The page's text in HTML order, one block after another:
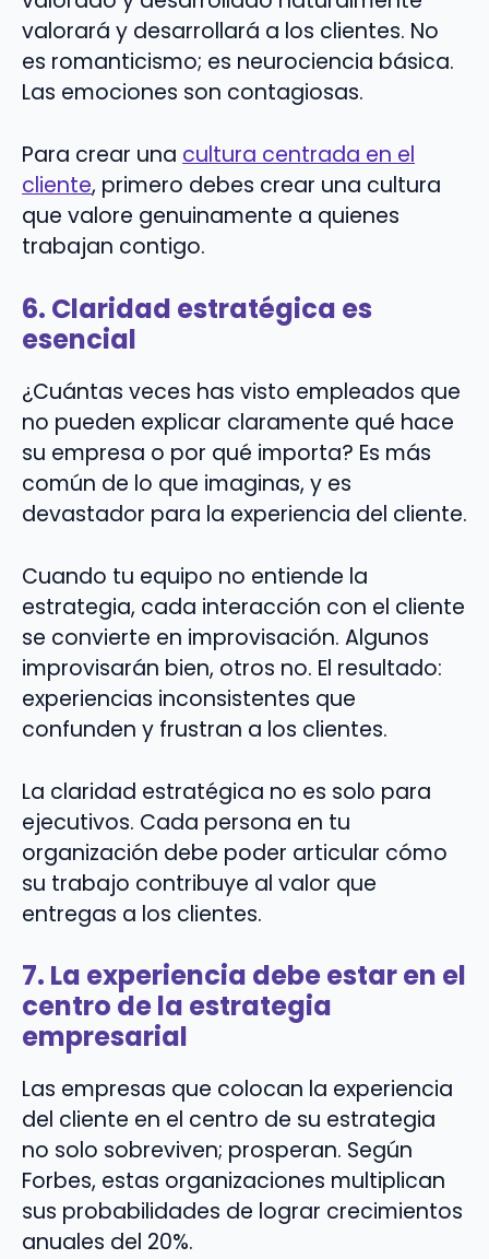
valorará y desarrollará a los clientes. No
es romanticismo; es neurociencia básica.
Las emociones son contagiosas.
Para crear una cultura centrada en el
cliente, primero debes crear una cultura
que valore genuinamente a quienes
trabajan contigo.
6. Claridad estratégica es
esencial
¿Cuántas veces has visto empleados que
no pueden explicar claramente qué hace
su empresa o por qué importa? Es más
común de lo que imaginas, y es
devastador para la experiencia del cliente.
Cuando tu equipo no entiende la
estrategia, cada interacción con el cliente
se convierte en improvisación. Algunos
improvisarán bien, otros no. El resultado:
experiencias inconsistentes que
confunden y frustran a los clientes.
La claridad estratégica no es solo para
ejecutivos. Cada persona en tu
organización debe poder articular cómo
su trabajo contribuye al valor que
entregas a los clientes.
7. La experiencia debe estar en el
centro de la estrategia
empresarial
Las empresas que colocan la experiencia
del cliente en el centro de su estrategia
no solo sobreviven; prosperan. Según
Forbes, estas organizaciones multiplican
sus probabilidades de lograr crecimientos
anuales del 20%.